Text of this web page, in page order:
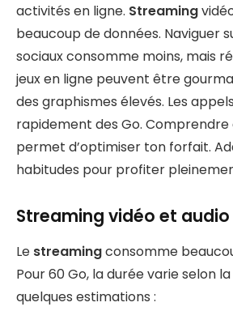
activités en ligne. Streaming
beaucoup de données. Naviguer
sociaux consomme moins, mais
jeux en ligne peuvent être
des graphismes élevés. Les
rapidement des Go. Comprendre
permet d’optimiser ton forfait.
habitudes pour profiter
Streaming vidéo et audio
Le streamingconsomme
Pour 60 Go, la durée varie selon
quelques estimations :